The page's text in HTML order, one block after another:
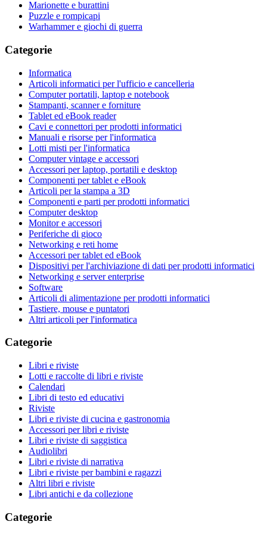
Marionette e burattini
Puzzle e rompicapi
Warhammer e giochi di guerra
Categorie
Informatica
Articoli informatici per l'ufficio e cancelleria
Computer portatili, laptop e notebook
Stampanti, scanner e forniture
Tablet ed eBook reader
Cavi e connettori per prodotti informatici
Manuali e risorse per l'informatica
Lotti misti per l'informatica
Computer vintage e accessori
Accessori per laptop, portatili e desktop
Componenti per tablet e eBook
Articoli per la stampa a 3D
Componenti e parti per prodotti informatici
Computer desktop
Monitor e accessori
Periferiche di gioco
Networking e reti home
Accessori per tablet ed eBook
Dispositivi per l'archiviazione di dati per prodotti informatici
Networking e server enterprise
Software
Articoli di alimentazione per prodotti informatici
Tastiere, mouse e puntatori
Altri articoli per l'informatica
Categorie
Libri e riviste
Lotti e raccolte di libri e riviste
Calendari
Libri di testo ed educativi
Riviste
Libri e riviste di cucina e gastronomia
Accessori per libri e riviste
Libri e riviste di saggistica
Audiolibri
Libri e riviste di narrativa
Libri e riviste per bambini e ragazzi
Altri libri e riviste
Libri antichi e da collezione
Categorie